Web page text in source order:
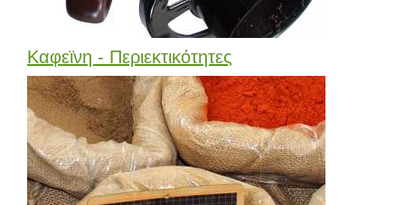
Καφεϊνη - Περιεκτικότητες